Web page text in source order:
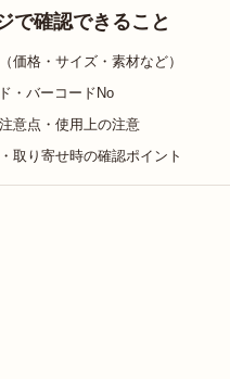
で確認できること
価格・サイズ・素材など）
・バーコードNo
意点・使用上の注意
取り寄せ時の確認ポイント